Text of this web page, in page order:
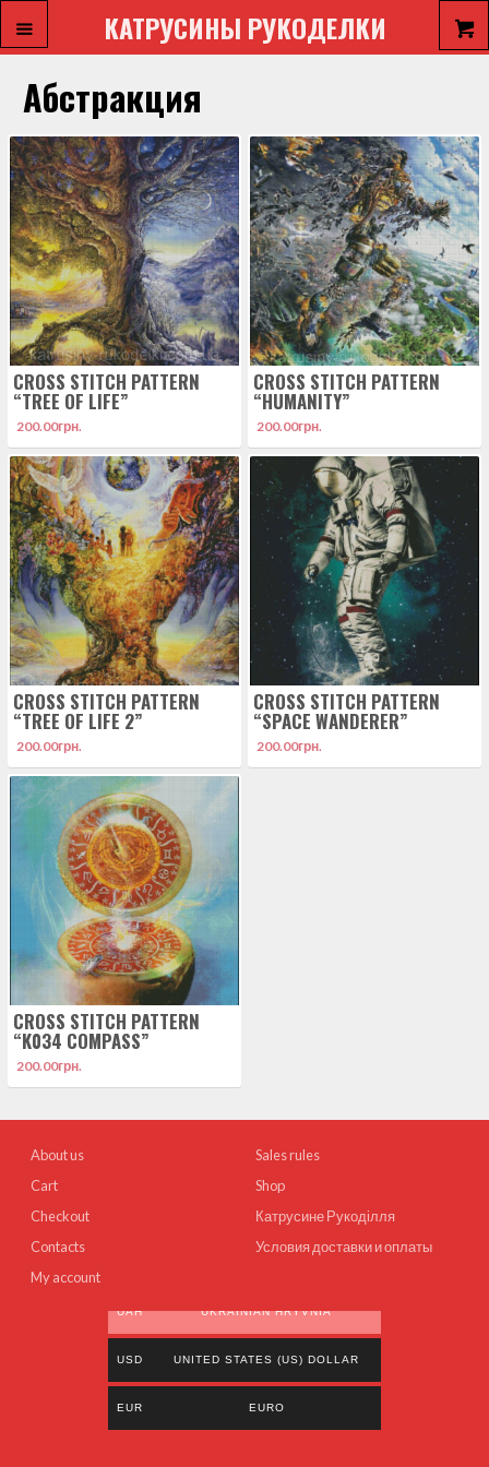
КАТРУСИНЫ РУКОДЕЛКИ
Абстракция
CROSS STITCH PATTERN
“TREE OF LIFE”
200.00грн.
CROSS STITCH PATTERN
“HUMANITY”
200.00грн.
CROSS STITCH PATTERN
“TREE OF LIFE 2”
200.00грн.
CROSS STITCH PATTERN
“SPACE WANDERER”
200.00грн.
CROSS STITCH PATTERN
“K034 COMPASS”
200.00грн.
About us
Cart
Checkout
Contacts
My account
Sales rules
Shop
Катрусине Рукоділля
Условия доставки и оплаты
UAH UKRAINIAN HRYVNIA
USD UNITED STATES (US) DOLLAR
EUR EURO